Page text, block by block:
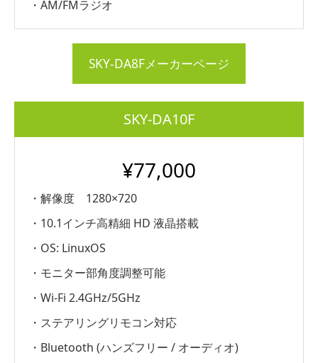
・AM/FMラジオ
SKY-DA8Fメーカーページ
SKY-DA10F
¥77,000
・解像度 1280×720
・10.1インチ高精細 HD 液晶搭載
・OS: LinuxOS
・モニター部角度調整可能
・Wi-Fi 2.4GHz/5GHz
・ステアリングリモコン対応
・Bluetooth (ハンズフリー / オーディオ)